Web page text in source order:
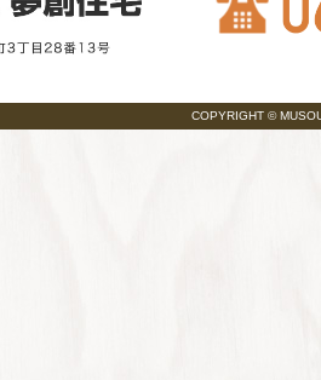
COPYRIGHT ©